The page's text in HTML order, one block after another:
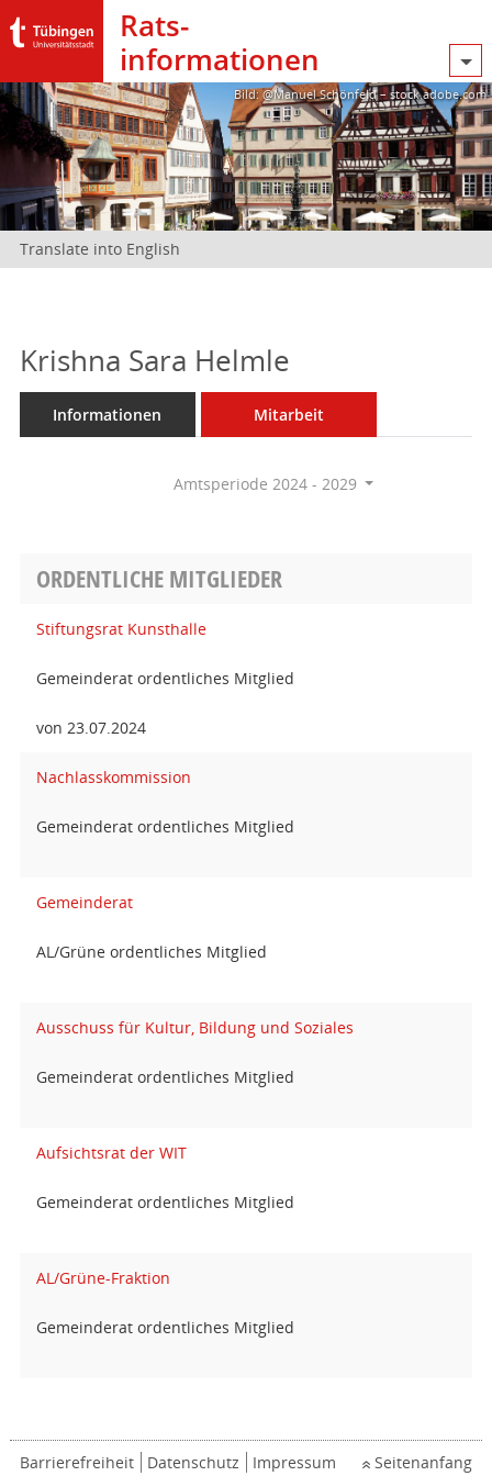
Rats­
informationen
Bild: @Manuel Schönfeld – stock.adobe.com
Translate into English
Krishna Sara Helmle
Informationen Mitarbeit
Amtsperiode 2024 - 2029
ORDENTLICHE MITGLIEDER
Stiftungsrat Kunsthalle
Gemeinderat ordentliches Mitglied
von 23.07.2024
Nachlasskommission
Gemeinderat ordentliches Mitglied
Gemeinderat
AL/Grüne ordentliches Mitglied
Ausschuss für Kultur, Bildung und Soziales
Gemeinderat ordentliches Mitglied
Aufsichtsrat der WIT
Gemeinderat ordentliches Mitglied
AL/Grüne-Fraktion
Gemeinderat ordentliches Mitglied
Barrierefreiheit Datenschutz Impressum Seitenanfang